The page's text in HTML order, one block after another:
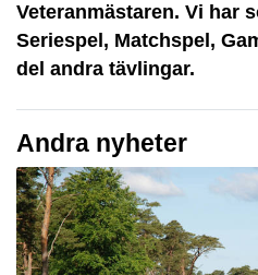
Veteranmästaren. Vi har
Seriespel, Matchspel,
del andra tävlingar.
Andra nyheter